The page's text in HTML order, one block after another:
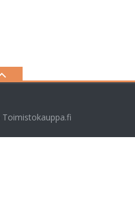
Toimistokauppa.fi